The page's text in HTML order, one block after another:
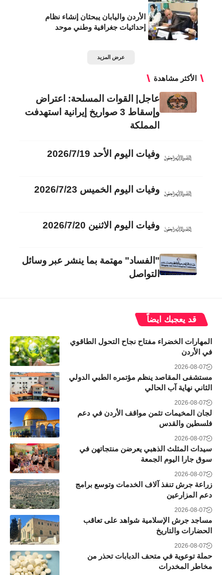
الأردن واليابان يبحثان إنشاء نظام
إحداثيات جغرافية وطني موحد
عرض المزيد
الأكثر مشاهدة
عاجل| القوات المسلحة: اعتراض
وإسقاط 3 صواريخ إيرانية استهدفت
المملكة
وفيات اليوم الأحد 2026/7/19
وفيات اليوم الخميس 2026/7/23
وفيات اليوم الاثنين 2026/7/20
"الفساد" مهتمة بما ينشر عبر وسائل
التواصل
قد يعجبك ايضاً
المهارات الخضراء مفتاح نجاح التحول الطاقوي
في الأردن
2026-08-07
مستشفى المقاصد ينظم مؤتمره الطبي الدولي
الثاني نهاية آب الحالي
2026-08-07
لجان المخيمات تثمن مواقف الأردن في دعم
فلسطين والقدس
2026-08-07
سيدات المثلث الذهبي يعرضن منتجاتهن في
سوق جارا اليوم الجمعة
2026-08-07
زراعة جرش تنفذ آلاف الخدمات وتوسع برامج
دعم المزارعين
2026-08-07
مساجد جرش الإسلامية شواهد على تعاقب
الحضارات والتاريخ
2026-08-07
حملة توعوية في متحف الدبابات تحذر من
مخاطر المخدرات